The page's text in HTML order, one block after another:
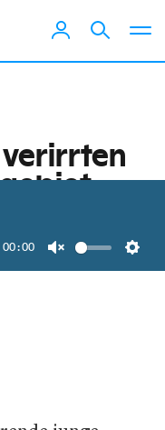
00:00
Unmute
verirrten